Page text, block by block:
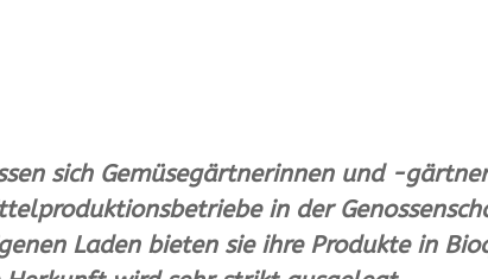
sich Gemüsegärtnerinnen und -
in der
Laden bieten sie ihre Produkte in